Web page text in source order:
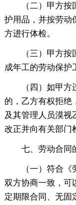
（二）甲方
护用品，并按劳动
方进行体检。
（三）甲方
成年工的劳动保护
（四）如甲
的，乙方有权拒绝
及其管理人员漠视
改正并向有关部门
七、劳动合同
（一）符合
双方协商一致，可
定期限合同、无固